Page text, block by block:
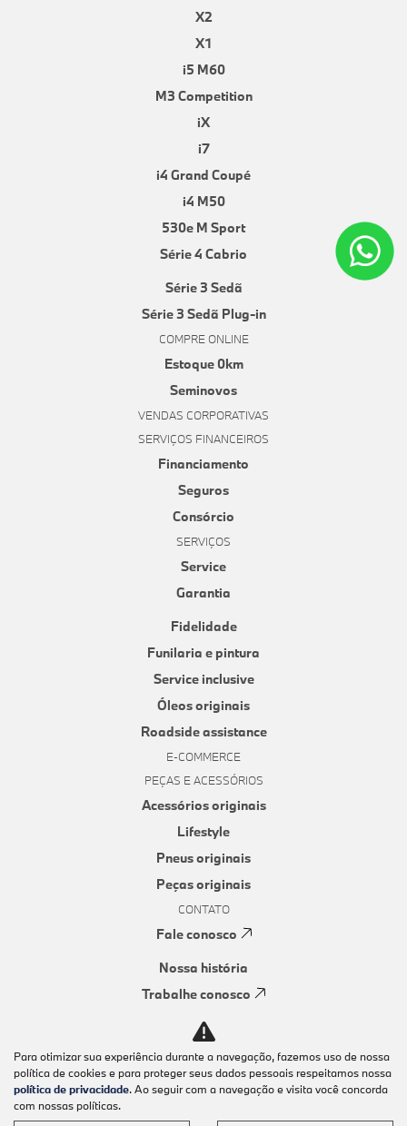
X2
X1
i5 M60
M3 Competition
iX
i7
i4 Grand Coupé
i4 M50
530e M Sport
Série 4 Cabrio
Série 3 Sedã
Série 3 Sedã Plug-in
COMPRE ONLINE
Estoque 0km
Seminovos
VENDAS CORPORATIVAS
SERVIÇOS FINANCEIROS
Financiamento
Seguros
Consórcio
SERVIÇOS
Service
Garantia
Fidelidade
Funilaria e pintura
Service inclusive
Óleos originais
Roadside assistance
E-COMMERCE
PEÇAS E ACESSÓRIOS
Acessórios originais
Lifestyle
Pneus originais
Peças originais
CONTATO
Fale conosco
Nossa história
Trabalhe conosco
Canal de denúncias
Política de privacidade
No trânsito, enxergar o outro salva vidas.
Para otimizar sua experiência durante a navegação, fazemos uso de nossa
política de cookies e para proteger seus dados pessoais respeitamos nossa
política de privacidade. Ao seguir com a navegação e visita você concorda
com nossas políticas.